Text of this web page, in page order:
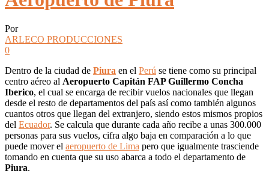
Por
ARLECO PRODUCCIONES
0
Dentro de la ciudad de Piura en el Perú se tiene como su principal
centro aéreo al Aeropuerto Capitán FAP Guillermo Concha
Iberico, el cual se encarga de recibir vuelos nacionales que llegan
desde el resto de departamentos del país así como también algunos
cuantos otros que llegan del extranjero, siendo estos mismos propios
del Ecuador. Se calcula que durante cada año recibe a unas 300.000
personas para sus vuelos, cifra algo baja en comparación a lo que
puede mover el aeropuerto de Lima pero que igualmente trasciende
tomando en cuenta que su uso abarca a todo el departamento de
Piura.